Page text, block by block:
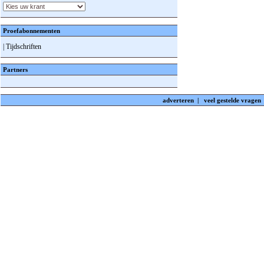
Proefabonnementen
| Tijdschriften
Partners
adverteren | veel gestelde vragen